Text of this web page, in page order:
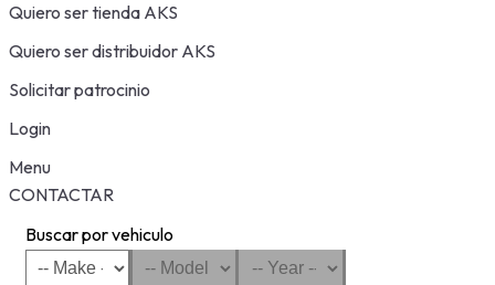
Quiero ser tienda AKS
Quiero ser distribuidor AKS
Solicitar patrocinio
Login
Menu
CONTACTAR
Buscar por vehiculo